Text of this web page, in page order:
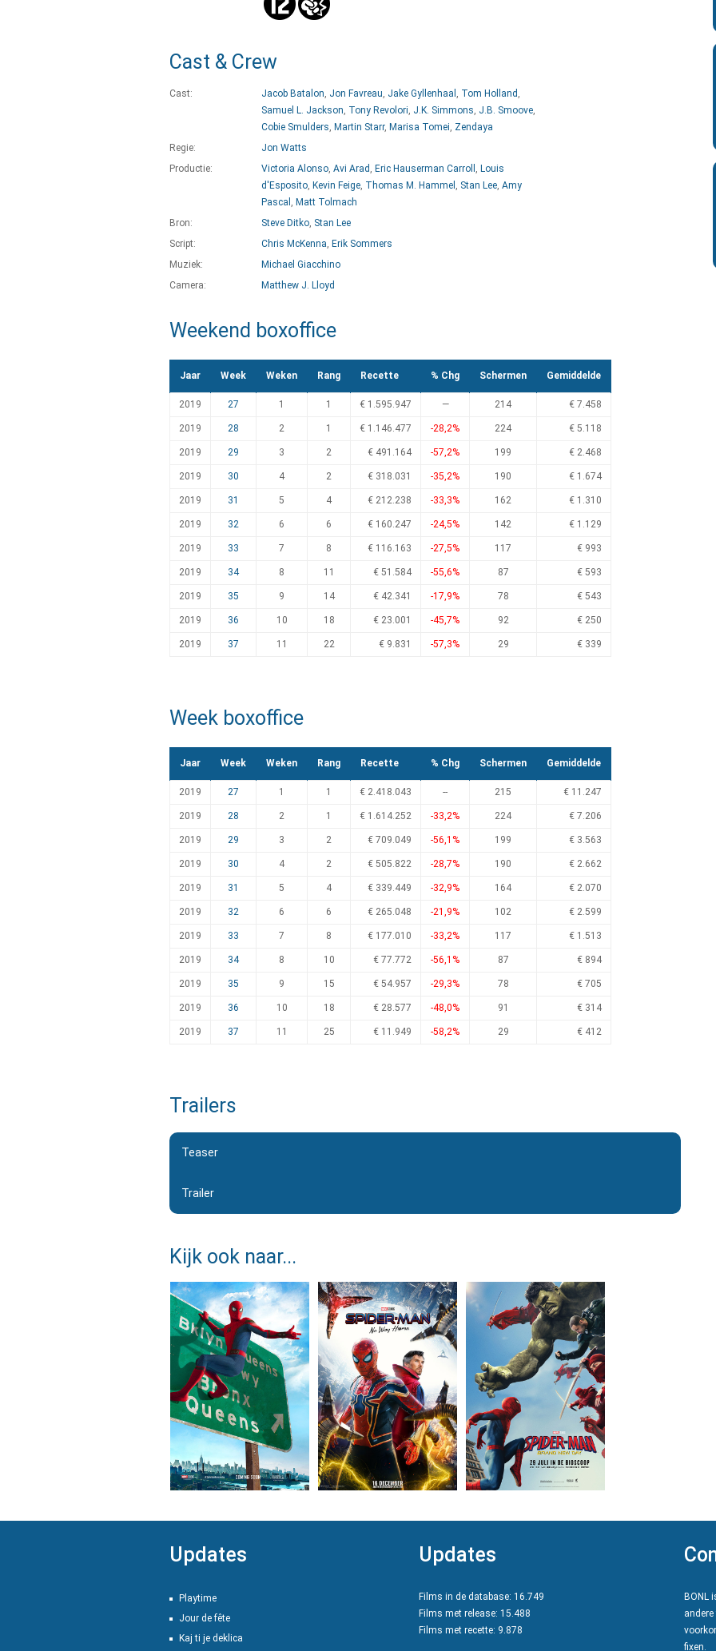
Cast & Crew
Cast: Jacob Batalon, Jon Favreau, Jake Gyllenhaal , Tom Holland ,
Samuel L. Jackson, Tony Revolori, J.K. Simmons, J.B. Smoove,
Cobie Smulders, Martin Starr, Marisa Tomei, Zendaya
Regie:
Jon Watts
Productie:
Victoria Alonso, Avi Arad , Eric Hauserman Carroll , Louis
d'Esposito, Kevin Feige, Thomas M. Hammel , Stan Lee, Amy
Pascal , Matt Tolmach
Bron:
Steve Ditko, Stan Lee
Script:
Chris McKenna, Erik Sommers
Muziek:
Michael Giacchino
Camera:
Matthew J. Lloyd
Weekend boxoffice
Jaar Week Weken Rang Recette % Chg Schermen Gemiddelde
2019 27 1 1 € 1.595.947 — 214 € 7.458
2019 28 2 1 € 1.146.477 -28,2% 224 € 5.118
2019 29 3 2 € 491.164 -57,2% 199 € 2.468
2019 30 4 2 € 318.031 -35,2% 190 € 1.674
2019 31 5 4 € 212.238 -33,3% 162 € 1.310
2019 32 6 6 € 160.247 -24,5% 142 € 1.129
2019 33 7 8 € 116.163 -27,5% 117 € 993
2019 34 8 11 € 51.584 -55,6% 87 € 593
2019 35 9 14 € 42.341 -17,9% 78 € 543
2019 36 10 18 € 23.001 -45,7% 92 € 250
2019 37 11 22 € 9.831 -57,3% 29 € 339
Week boxoffice
Jaar Week Weken Rang Recette % Chg Schermen Gemiddelde
2019 27 1 1 € 2.418.043 -- 215 € 11.247
2019 28 2 1 € 1.614.252 -33,2% 224 € 7.206
2019 29 3 2 € 709.049 -56,1% 199 € 3.563
2019 30 4 2 € 505.822 -28,7% 190 € 2.662
2019 31 5 4 € 339.449 -32,9% 164 € 2.070
2019 32 6 6 € 265.048 -21,9% 102 € 2.599
2019 33 7 8 € 177.010 -33,2% 117 € 1.513
2019 34 8 10 € 77.772 -56,1% 87 € 894
2019 35 9 15 € 54.957 -29,3% 78 € 705
2019 36 10 18 € 28.577 -48,0% 91 € 314
2019 37 11 25 € 11.949 -58,2% 29 € 412
Trailers
Teaser
Trailer
Kijk ook naar...
Updates
Playtime
Jour de fête
Kaj ti je deklica
Updates
Films in de database: 16.749
Films met release: 15.488
Films met recette: 9.878
BONL
fixen.